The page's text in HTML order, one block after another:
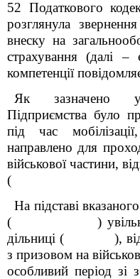
52 Податкового
розглянула
внеску на
страхування (далі –
компетенції
Як зазначено у
Підприємства було
під час
направлено для
військової частини,
(
На підставі
( ) увільнено
дільниці ( ), від
з призовом на
особливий період зі